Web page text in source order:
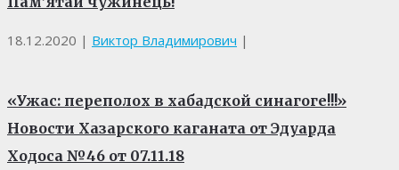
18.12.2020 | Виктор Владимирович |
«Ужас: переполох в хабадской синагоге!!!»
Новости Хазарского каганата от Эдуарда
Ходоса №46 от 07.11.18